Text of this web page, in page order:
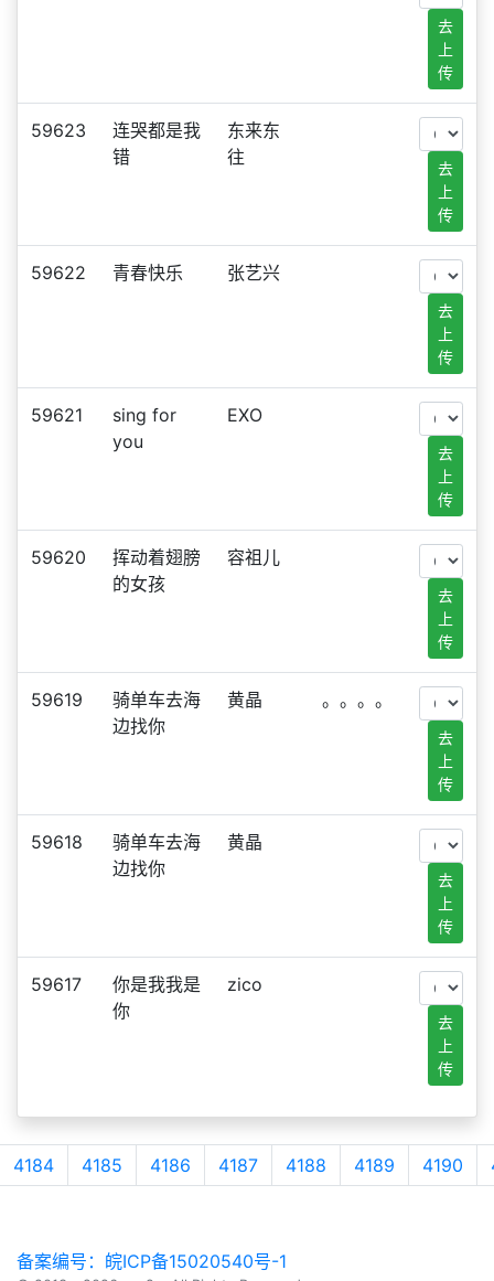
去
上
传
59623
连哭都是我
错
东来东
往
去
上
传
59622 青春快乐 张艺兴
去
上
传
59621
sing for
you
EXO
去
上
传
59620
挥动着翅膀
的女孩
容祖儿
去
上
传
59619
骑单车去海
边找你
黄晶 。。。。
去
上
传
59618
骑单车去海
边找你
黄晶
去
上
传
59617
你是我我是
你
zico
去
上
传
4184 4185 4186 4187 4188 4189 4190
备案编号：皖ICP备15020540号-1